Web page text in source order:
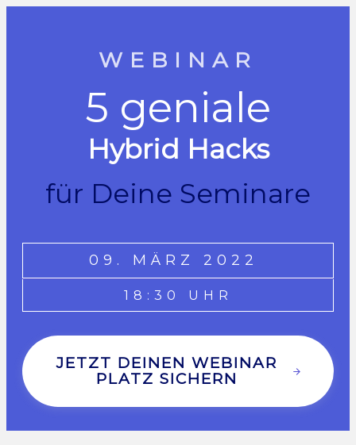
WEBINAR
5 geniale
Hybrid Hacks
für Deine Seminare
09. MÄRZ 2022
18:30 UHR
JETZT DEINEN WEBINAR
PLATZ SICHERN